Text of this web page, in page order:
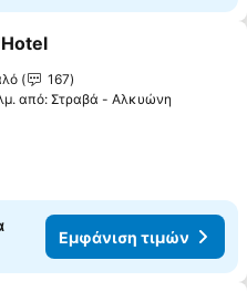
στα αγαπημένα
167
από: Στραβά - Αλκυώνη
Εμφάνιση τιμών